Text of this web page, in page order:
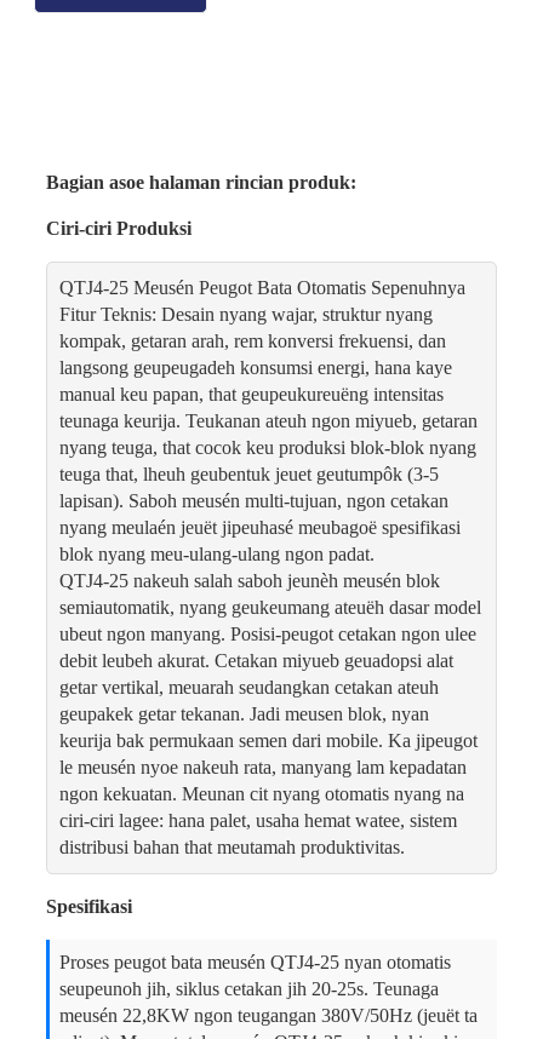
Bagian asoe halaman rincian produk:
Ciri-ciri Produksi
QTJ4-25 Meusén Peugot Bata Otomatis Sepenuhnya
Fitur Teknis: Desain nyang wajar, struktur nyang
kompak, getaran arah, rem konversi frekuensi, dan
langsong geupeugadeh konsumsi energi, hana kaye
manual keu papan, that geupeukureuëng intensitas
teunaga keurija. Teukanan ateuh ngon miyueb, getaran
nyang teuga, that cocok keu produksi blok-blok nyang
teuga that, lheuh geubentuk jeuet geutumpôk (3-5
lapisan). Saboh meusén multi-tujuan, ngon cetakan
nyang meulaén jeuët jipeuhasé meubagoë spesifikasi
blok nyang meu-ulang-ulang ngon padat.
QTJ4-25 nakeuh salah saboh jeunèh meusén blok
semiautomatik, nyang geukeumang ateuëh dasar model
ubeut ngon manyang. Posisi-peugot cetakan ngon ulee
debit leubeh akurat. Cetakan miyueb geuadopsi alat
getar vertikal, meuarah seudangkan cetakan ateuh
geupakek getar tekanan. Jadi meusen blok, nyan
keurija bak permukaan semen dari mobile. Ka jipeugot
le meusén nyoe nakeuh rata, manyang lam kepadatan
ngon kekuatan. Meunan cit nyang otomatis nyang na
ciri-ciri lagee: hana palet, usaha hemat watee, sistem
distribusi bahan that meutamah produktivitas.
Spesifikasi
Proses peugot bata meusén QTJ4-25 nyan otomatis
seupeunoh jih, siklus cetakan jih 20-25s. Teunaga
meusén 22,8KW ngon teugangan 380V/50Hz (jeuët ta